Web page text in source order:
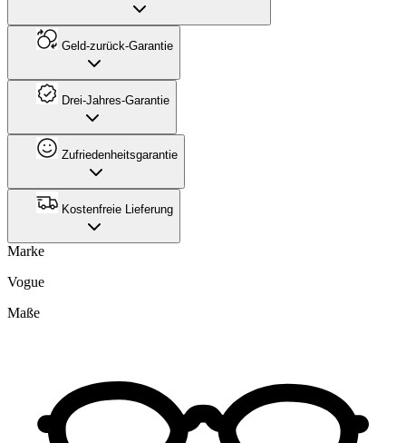
Geld-zurück-Garantie
Drei-Jahres-Garantie
Zufriedenheitsgarantie
Kostenfreie Lieferung
Marke
Vogue
Maße